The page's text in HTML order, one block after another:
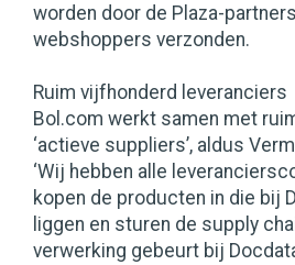
worden door de Plaza-
webshoppers verzonden.
Ruim vijfhonderd leveranciers
Bol.com werkt samen met
‘actieve suppliers’, aldus
‘Wij hebben alle
kopen de producten in die bij
liggen en sturen de supply
verwerking gebeurt bij